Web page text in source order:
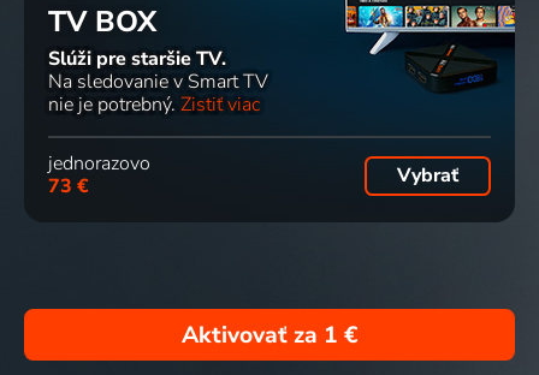
TV BOX
Slúži pre staršie TV.
Na sledovanie v Smart TV
nie je potrebný. Zistiť viac
jednorazovo
73 €
Vybrať
Aktivovať za 1 €